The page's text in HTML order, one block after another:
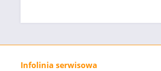
Infolinia serwisowa